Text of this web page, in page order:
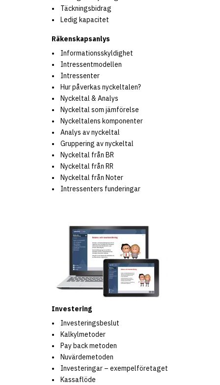
Täckningsbidrag
Ledig kapacitet
Räkenskapsanlys
Informationsskyldighet
Intressentmodellen
Intressenter
Hur påverkas nyckeltalen?
Nyckeltal & Analys
Nyckeltal som jämförelse
Nyckeltalens komponenter
Analys av nyckeltal
Gruppering av nyckeltal
Nyckeltal från BR
Nyckeltal från RR
Nyckeltal från Noter
Intressenters funderingar
Investering
Investeringsbeslut
Kalkylmetoder
Pay back metoden
Nuvärdemetoden
Investeringar – exempelföretaget
Kassaflöde